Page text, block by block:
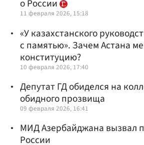
о России
11 февраля 2026, 15:18
«У казахстанского
с памятью». Зачем Астана
конституцию?
10 февраля 2026, 17:40
Депутат ГД обиделся на
обидного прозвища
09 февраля 2026, 16:41
МИД Азербайджана вызвал
России